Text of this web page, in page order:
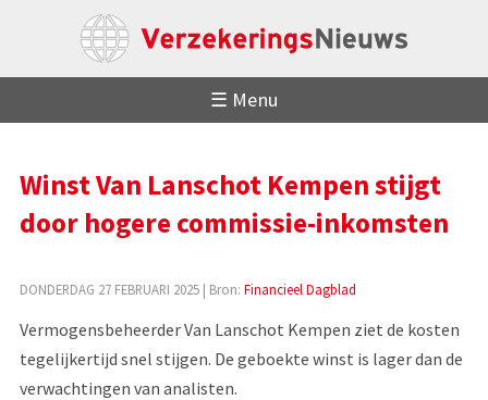
☰ Menu
Winst Van Lanschot Kempen stijgt
door hogere commissie-inkomsten
DONDERDAG 27 FEBRUARI 2025| Bron: Financieel Dagblad
Vermogensbeheerder Van Lanschot Kempen ziet de kosten
tegelijkertijd snel stijgen. De geboekte winst is lager dan de
verwachtingen van analisten.